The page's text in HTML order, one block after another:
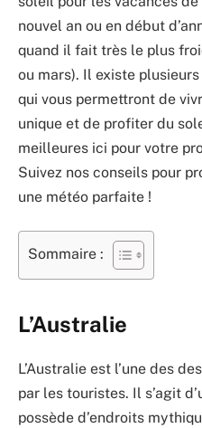
nouvel an ou en début
quand il fait très le plus
ou mars). Il existe
qui vous permettront de
unique et de profiter du
meilleures ici pour votre
Suivez nos conseils pour
une météo parfaite !
Sommaire :
L’Australie
L’Australie est l’une des
par les touristes. Il s’agit
possède d’endroits